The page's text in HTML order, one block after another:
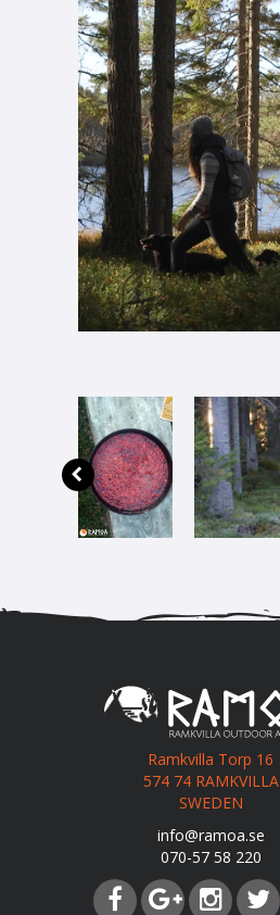
Ramkvilla Torp 16
574 74 RAMKVILLA
SWEDEN
info@ramoa.se
070-57 58 220